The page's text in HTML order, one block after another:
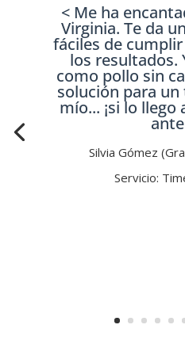
< Me ha
Virginia. Te da
fáciles de
los resultados.
como pollo sin
solución para
mío... ¡si lo
Silvia Gómez
Servicio: